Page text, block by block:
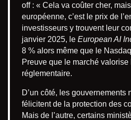
off : « Cela va coûter cher,
européenne, c’est le prix de
investisseurs y trouvent leur
janvier 2025, le European AI
8 % alors même que le
Preuve que le marché
réglementaire.
D’un côté, les gouvernements
félicitent de la protection des
Mais de l’autre, certains